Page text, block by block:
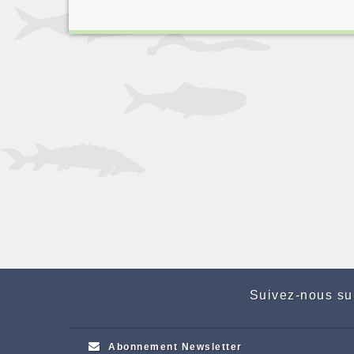
Suivez-nous
Abonnement Newsletter